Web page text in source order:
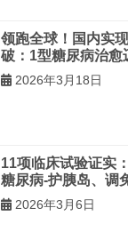
领跑全球！国内实
破：1型糖尿病治愈
2026年3月18日
11项临床试验证实
糖尿病-护胰岛、调
2026年3月6日